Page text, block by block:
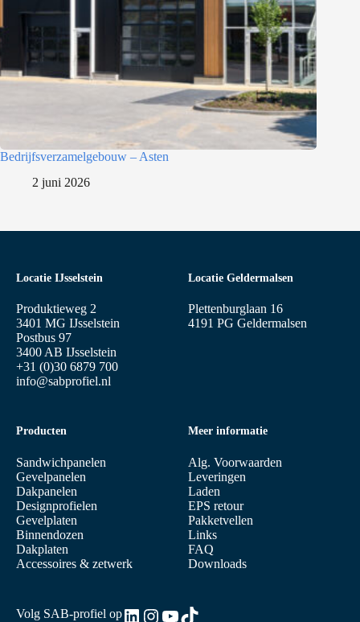
Bedrijfsverzamelgebouw – Asten
2 juni 2026
Locatie IJsselstein
Produktieweg 2
3401 MG IJsselstein
Postbus 97
3400 AB IJsselstein
+31 (0)30 6879 700
info@sabprofiel.nl
Producten
Sandwichpanelen
Gevelpanelen
Dakpanelen
Designprofielen
Gevelplaten
Binnendozen
Dakplaten
Accessoires & zetwerk
Meer informatie
Alg. Voorwaarden
Leveringen
Laden
EPS retour
Pakketvellen
Links
FAQ
Downloads
Locatie Geldermalsen
Plettenburglaan 16
4191 PG Geldermalsen
Volg SAB-profiel opLinkedIn
Instagram
YouTube
TikTok